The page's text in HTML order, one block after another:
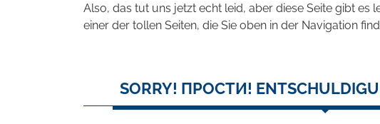
Also, das tut uns jetzt echt leid, aber diese Seite gibt es
einer der tollen Seiten, die Sie oben in der Navigation
SORRY! ПРОСТИ!